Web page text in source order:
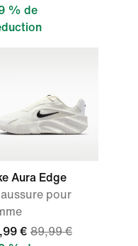
% de
Aura Edge
pour
€ 89,99 €